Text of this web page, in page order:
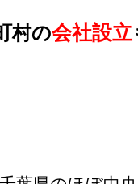
村の会社設立